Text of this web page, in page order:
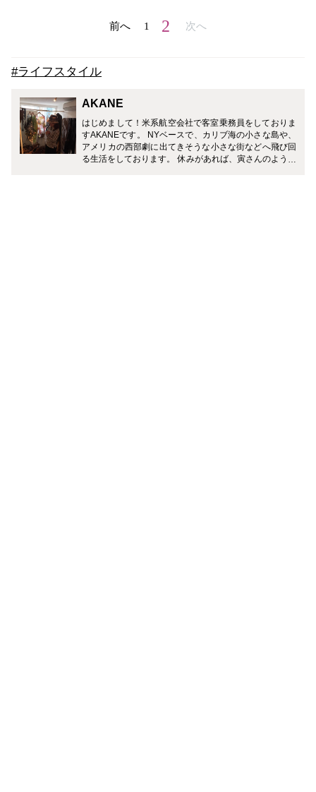
前へ 1 2 次へ
#ライフスタイル
AKANE
はじめまして！米系航空会社で客室乗務員をしておりま
すAKANEです。 NYベースで、カリブ海の小さな島や、
アメリカの西部劇に出てきそうな小さな街などへ飛び回
る生活をしております。 休みがあれば、寅さんのように